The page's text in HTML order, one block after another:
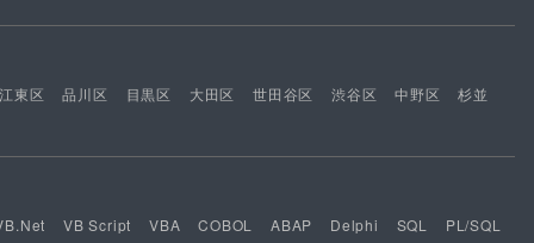
江東区 品川区 目黒区 大田区 世田谷区 渋谷区 中野区 杉並
VB Script VBA COBOL ABAP Delphi SQL
PL/SQL